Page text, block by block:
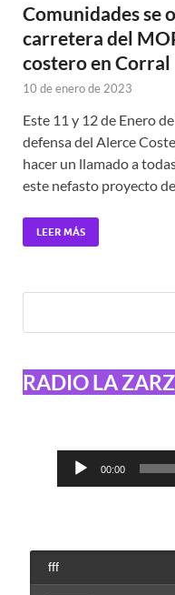
Comunidades se
carretera del
costero en Corral
10 de enero de 2023
Este 11 y 12 de Enero
defensa del Alerce
hacer un llamado a
este nefasto proyecto
LEER MÁS
RADIO LA
Reproductor
00:00